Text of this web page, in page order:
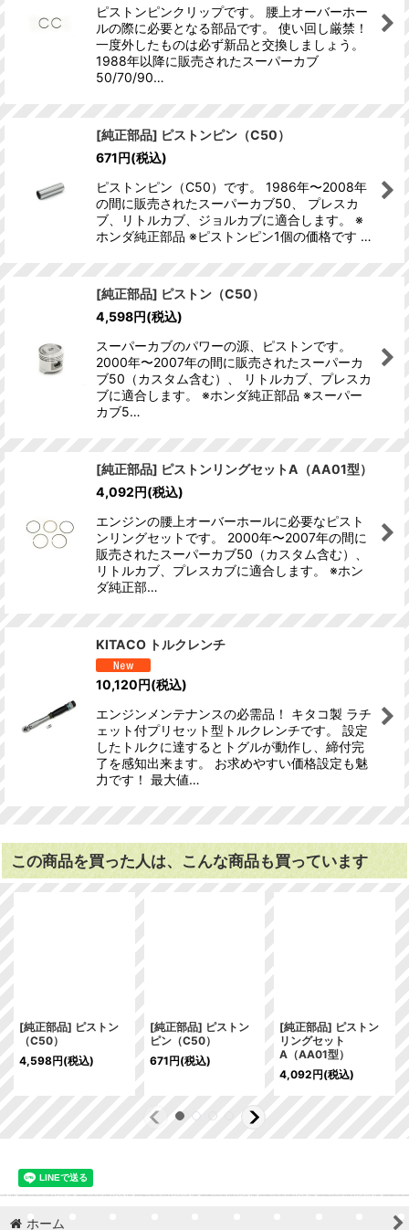
ピストンピンクリップです。 腰上オーバーホー
ルの際に必要となる部品です。 使い回し厳禁！
一度外したものは必ず新品と交換しましょう。
1988年以降に販売されたスーパーカブ
50/70/90…
[純正部品] ピストンピン（C50）
671円(税込)
ピストンピン（C50）です。 1986年〜2008年
の間に販売されたスーパーカブ50、 プレスカ
ブ、リトルカブ、ジョルカブに適合します。 ※
ホンダ純正部品 ※ピストンピン1個の価格です …
[純正部品] ピストン（C50）
4,598円(税込)
スーパーカブのパワーの源、ピストンです。
2000年〜2007年の間に販売されたスーパーカ
ブ50（カスタム含む）、 リトルカブ、プレスカ
ブに適合します。 ※ホンダ純正部品 ※スーパー
カブ5…
[純正部品] ピストンリングセットA（AA01型）
4,092円(税込)
エンジンの腰上オーバーホールに必要なピスト
ンリングセットです。 2000年〜2007年の間に
販売されたスーパーカブ50（カスタム含む）、
リトルカブ、プレスカブに適合します。 ※ホン
ダ純正部…
KITACO トルクレンチ
10,120円(税込)
エンジンメンテナンスの必需品！ キタコ製 ラチ
ェット付プリセット型トルクレンチです。 設定
したトルクに達するとトグルが動作し、締付完
了を感知出来ます。 お求めやすい価格設定も魅
力です！ 最大値…
この商品を買った人は、こんな商品も買っています
[純正部品] ピストン
（C50）
4,598円(税込)
[純正部品] ピストン
ピン（C50）
671円(税込)
[純正部品] ピストン
リングセット
A（AA01型）
4,092円(税込)
ホーム